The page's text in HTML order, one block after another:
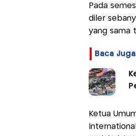
Pada
diler
yang sama
Baca
Ketua